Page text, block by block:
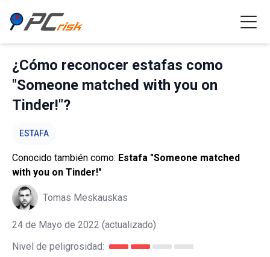
¿Cómo reconocer estafas como
"Someone matched with you on
Tinder!"?
ESTAFA
Conocido también como: Estafa "Someone matched
with you on Tinder!"
Tomas Meskauskas
24 de Mayo de 2022 (actualizado)
Nivel de peligrosidad: